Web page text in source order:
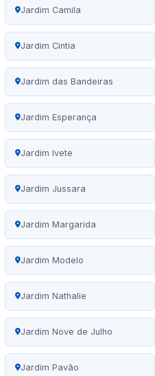
Jardim Camila
Jardim Cintia
Jardim das Bandeiras
Jardim Esperança
Jardim Ivete
Jardim Jussara
Jardim Margarida
Jardim Modelo
Jardim Nathalie
Jardim Nove de Julho
Jardim Pavão